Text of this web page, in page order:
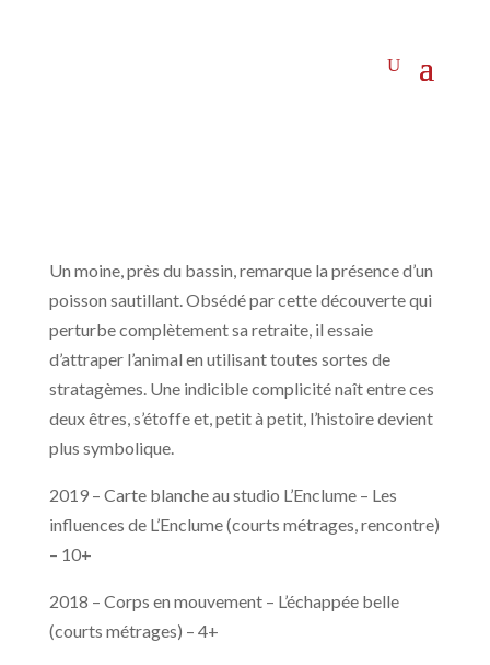
Un moine, près du bassin, remarque la présence d’un
poisson sautillant. Obsédé par cette découverte qui
perturbe complètement sa retraite, il essaie
d’attraper l’animal en utilisant toutes sortes de
stratagèmes. Une indicible complicité naît entre ces
deux êtres, s’étoffe et, petit à petit, l’histoire devient
plus symbolique.
2019 – Carte blanche au studio L’Enclume – Les
influences de L’Enclume (courts métrages, rencontre)
– 10+
2018 – Corps en mouvement – L’échappée belle
(courts métrages) – 4+